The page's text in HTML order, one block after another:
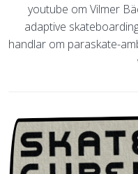
youtube om Vilmer
adaptive
handlar om paraskate-